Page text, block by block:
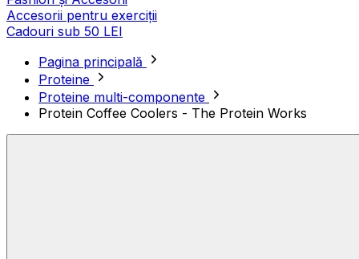
Accesorii pentru exerciții
Cadouri sub 50 LEI
Pagina principală
Proteine
Proteine multi-componente
Protein Coffee Coolers - The Protein Works